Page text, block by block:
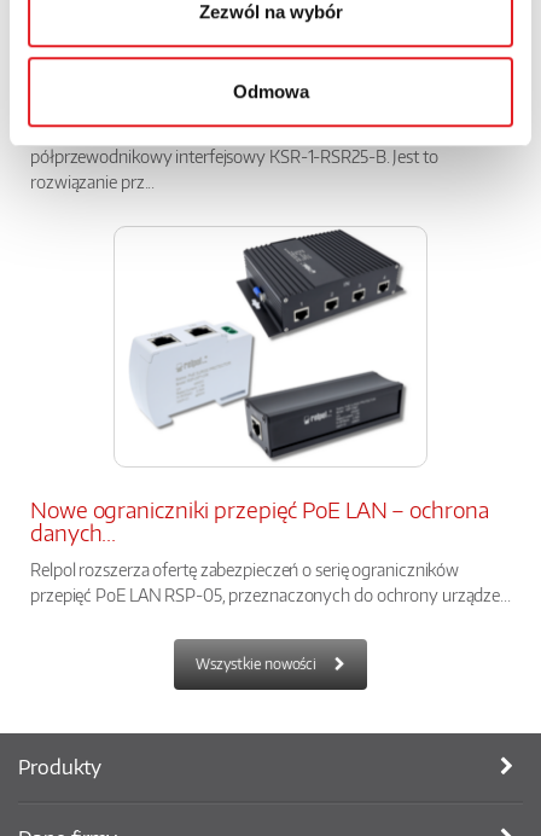
Zezwól na wybór
Odmowa
Relpol wprowadza do oferty nowoczesny przekaźnik
półprzewodnikowy interfejsowy KSR-1-RSR25-B. Jest to
rozwiązanie prz...
Nowe ograniczniki przepięć PoE LAN – ochrona
danych...
Relpol rozszerza ofertę zabezpieczeń o serię ograniczników
przepięć PoE LAN RSP-05, przeznaczonych do ochrony urządze...
Wszystkie nowości
Produkty